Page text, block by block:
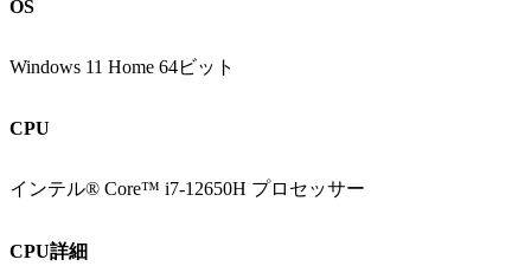
OS
Windows 11 Home 64ビット
CPU
インテル® Core™ i7-12650H プロセッサー
CPU詳細